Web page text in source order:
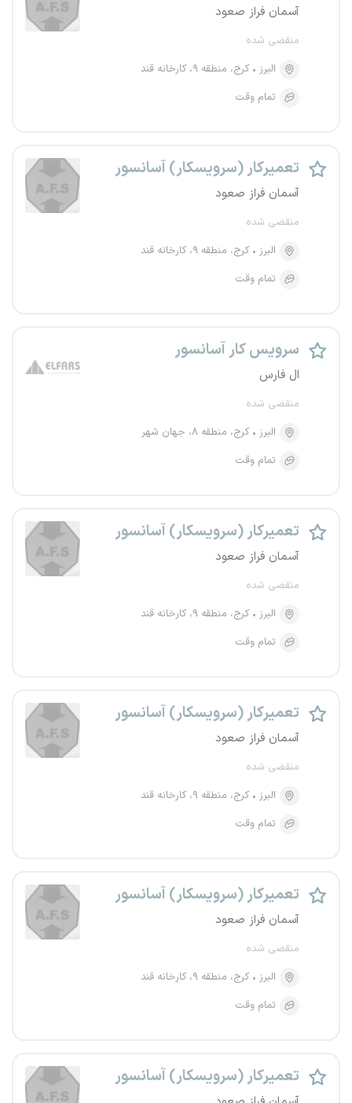
آسمان فراز صعود
منقضی شده
البرز
کرج، منطقه ۹، کارخانه قند
تمام وقت
تعمیرکار (سرویسکار) آسانسور
آسمان فراز صعود
منقضی شده
البرز
کرج، منطقه ۹، کارخانه قند
تمام وقت
سرویس کار آسانسور
ال فارس
منقضی شده
البرز
کرج، منطقه ۸، جهان شهر
تمام وقت
تعمیرکار (سرویسکار) آسانسور
آسمان فراز صعود
منقضی شده
البرز
کرج، منطقه ۹، کارخانه قند
تمام وقت
تعمیرکار (سرویسکار) آسانسور
آسمان فراز صعود
منقضی شده
البرز
کرج، منطقه ۹، کارخانه قند
تمام وقت
تعمیرکار (سرویسکار) آسانسور
آسمان فراز صعود
منقضی شده
البرز
کرج، منطقه ۹، کارخانه قند
تمام وقت
تعمیرکار (سرویسکار) آسانسور